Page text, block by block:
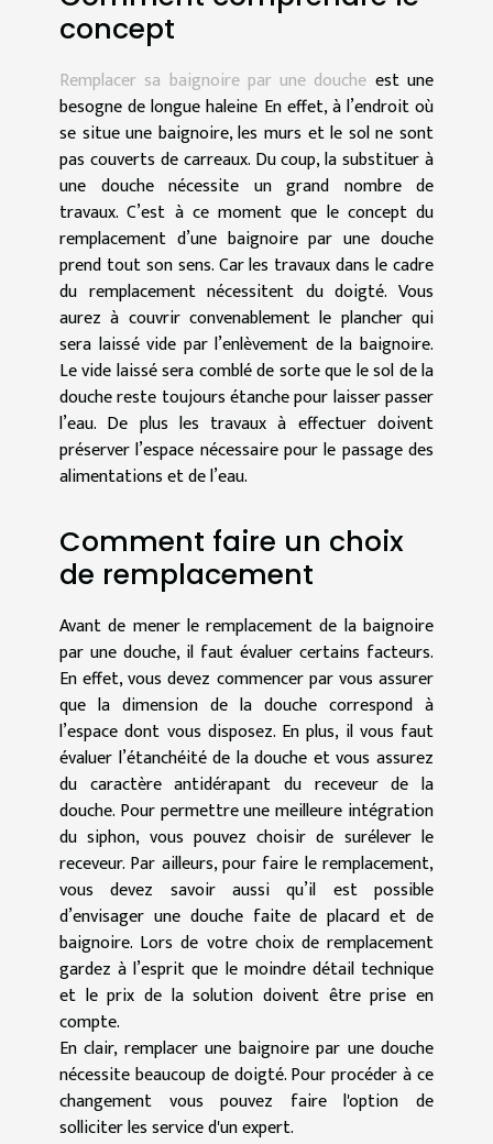
concept
Remplacer sa baignoire par une douche est une
besogne de longue haleine En effet, à l’endroit où
se situe une baignoire, les murs et le sol ne sont
pas couverts de carreaux. Du coup, la substituer à
une douche nécessite un grand nombre de
travaux. C’est à ce moment que le concept du
remplacement d’une baignoire par une douche
prend tout son sens. Car les travaux dans le cadre
du remplacement nécessitent du doigté. Vous
aurez à couvrir convenablement le plancher qui
sera laissé vide par l’enlèvement de la baignoire.
Le vide laissé sera comblé de sorte que le sol de la
douche reste toujours étanche pour laisser passer
l’eau. De plus les travaux à effectuer doivent
préserver l’espace nécessaire pour le passage des
alimentations et de l’eau.
Comment faire un choix
de remplacement
Avant de mener le remplacement de la baignoire
par une douche, il faut évaluer certains facteurs.
En effet, vous devez commencer par vous assurer
que la dimension de la douche correspond à
l’espace dont vous disposez. En plus, il vous faut
évaluer l’étanchéité de la douche et vous assurez
du caractère antidérapant du receveur de la
douche. Pour permettre une meilleure intégration
du siphon, vous pouvez choisir de surélever le
receveur. Par ailleurs, pour faire le remplacement,
vous devez savoir aussi qu’il est possible
d’envisager une douche faite de placard et de
baignoire. Lors de votre choix de remplacement
gardez à l’esprit que le moindre détail technique
et le prix de la solution doivent être prise en
compte.
En clair, remplacer une baignoire par une douche
nécessite beaucoup de doigté. Pour procéder à ce
changement vous pouvez faire l'option de
solliciter les service d'un expert.